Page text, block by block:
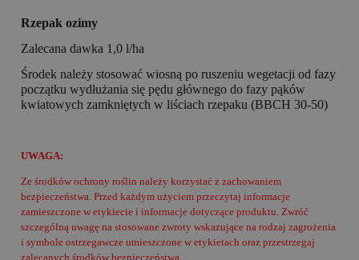
Rzepak ozimy
Zalecana dawka 1,0 l/ha
Środek należy stosować wiosną po ruszeniu wegetacji od fazy
początku wydłużania się pędu głównego do fazy pąków
kwiatowych zamkniętych w liściach rzepaku (BBCH 30-50)
UWAGA:
Ze środków ochrony roślin należy korzystać z zachowaniem
bezpieczeństwa. Przed każdym użyciem przeczytaj informacje
zamieszczone w etykiecie i informacje dotyczące produktu. Zwróć
szczególną uwagę na stosowane zwroty wskazujące na rodzaj zagrożenia
i symbole ostrzegawcze umieszczone w etykietach oraz przestrzegaj
zalecanych środków bezpieczeństwa.